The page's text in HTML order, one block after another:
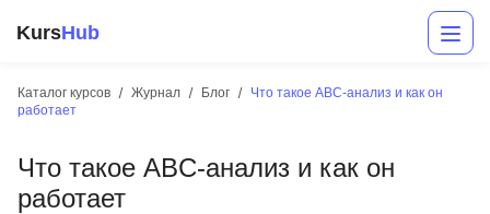
KursHub
Каталог курсов Журнал Блог
Что такое ABC-анализ и как он
работает
Что такое ABC-анализ и как он
работает